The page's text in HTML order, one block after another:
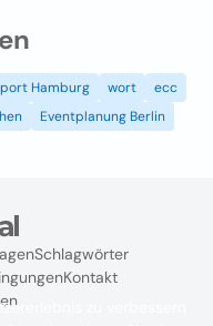
Hamburg wort
ecc
Eventplanung Berlin
Schlagwörter
Kontakt
zu verbessern